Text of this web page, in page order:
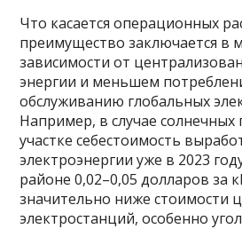
Что касается операционных
преимущество заключается в
зависимости от
энергии и меньшем
обслуживанию глобальных
Например, в случае
участке себестоимость
электроэнергии уже в 2023
районе 0,02–0,05 долларов за
значительно ниже стоимости
электростанций, особенно